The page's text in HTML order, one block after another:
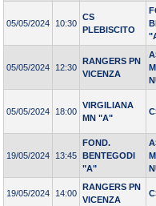
05/05/2024 10:30
CS
PLEBISCITO
05/05/2024 12:30
RANGERS PN
VICENZA
05/05/2024 18:00
VIRGILIANA
MN "A"
19/05/2024 13:45
FOND.
BENTEGODI
"A"
19/05/2024 14:00
RANGERS PN
VICENZA